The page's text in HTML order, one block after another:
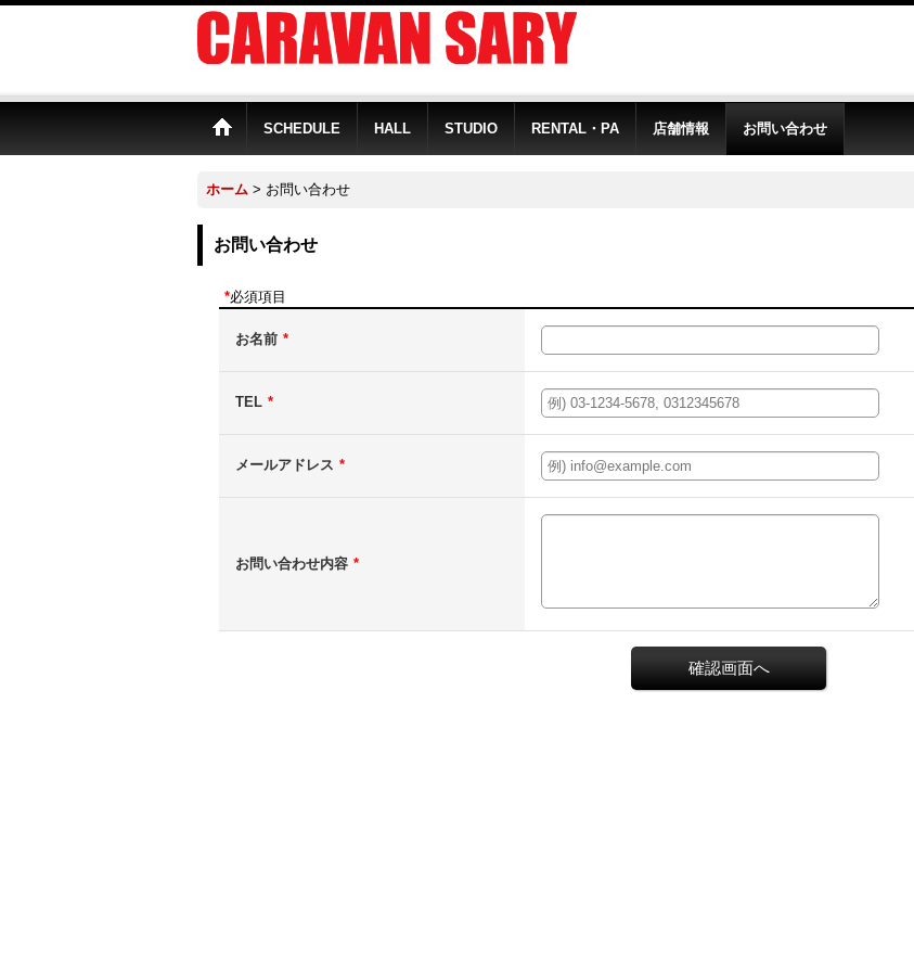
SCHEDULE HALL STUDIO RENTAL・PA 店舗情報 お問い合わせ
ホーム > お問い合わせ
お問い合わせ
*必須項目
お名前 *
TEL *
メールアドレス *
お問い合わせ内容 *